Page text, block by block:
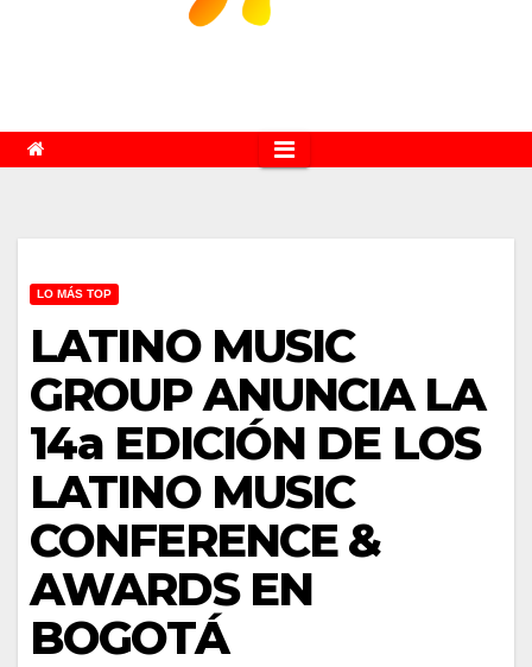
LO MÁS TOP
LATINO MUSIC
GROUP ANUNCIA LA
14a EDICIÓN DE LOS
LATINO MUSIC
CONFERENCE &
AWARDS EN
BOGOTÁ